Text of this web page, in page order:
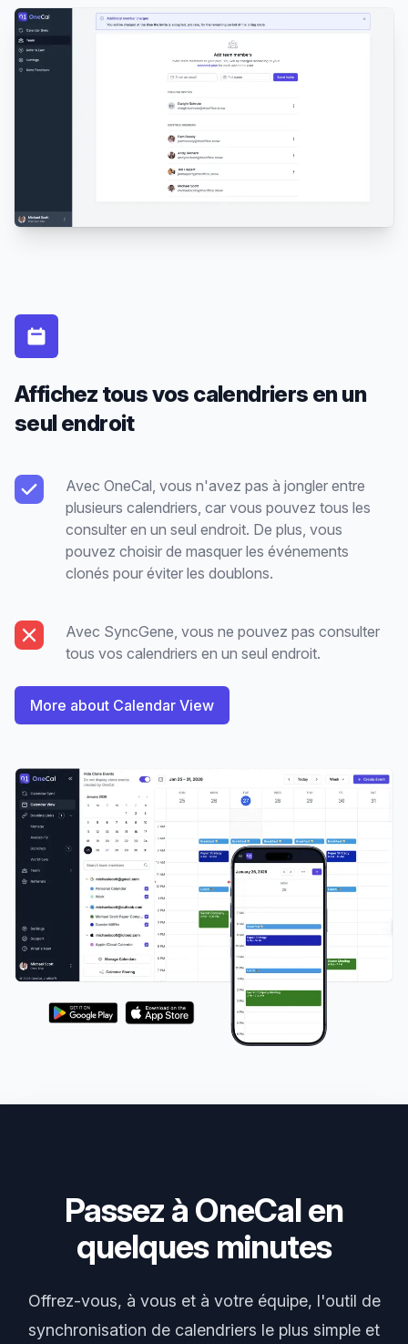
Affichez tous vos calendriers en un
seul endroit
Avec OneCal, vous n'avez pas à jongler entre
plusieurs calendriers, car vous pouvez tous les
consulter en un seul endroit. De plus, vous
pouvez choisir de masquer les événements
clonés pour éviter les doublons.
Avec SyncGene, vous ne pouvez pas consulter
tous vos calendriers en un seul endroit.
More about Calendar View
Passez à OneCal en
quelques minutes
Offrez-vous, à vous et à votre équipe, l'outil de
synchronisation de calendriers le plus simple et